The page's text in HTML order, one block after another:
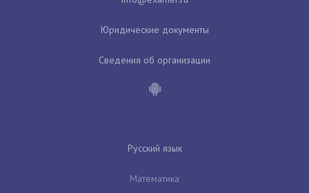
Юридические документы
Сведения об организации
Русский язык
Математика